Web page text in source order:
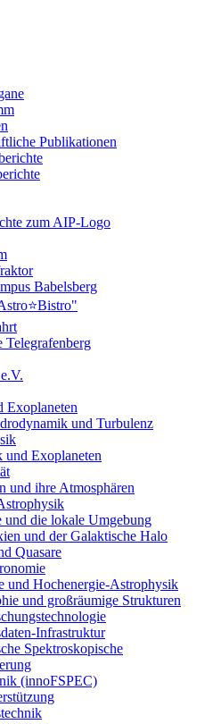
Publikationen
zum AIP-Logo
Babelsberg
Telegrafenberg
Exoplaneten
und Turbulenz
und Exoplaneten
und ihre Atmosphären
und die lokale Umgebung
und der Galaktische Halo
Quasare
und Hochenergie-Astrophysik
und großräumige Strukturen
Infrastruktur
Spektroskopische
(innoFSPEC)